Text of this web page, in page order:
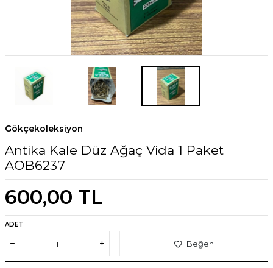
Gökçekoleksiyon
Antika Kale Düz Ağaç Vida 1 Paket
AOB6237
600,00 TL
ADET
Beğen